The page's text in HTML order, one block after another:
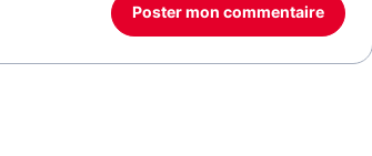
Poster mon commentaire